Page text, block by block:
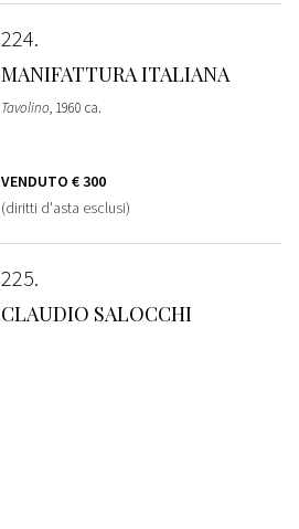
224
MANIFATTURA ITALIANA
Tavolino, 1960 ca.
VENDUTO € 300
(diritti d'asta esclusi)
225
CLAUDIO SALOCCHI